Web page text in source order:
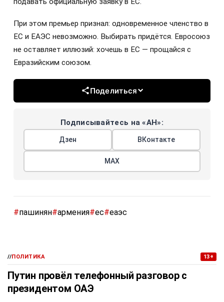
При этом премьер признал: одновременное членство в
ЕС и ЕАЭС невозможно. Выбирать придётся. Евросоюз
не оставляет иллюзий: хочешь в ЕС — прощайся с
Евразийским союзом.
Поделиться
Подписывайтесь на «АН»:
Дзен ВКонтакте
МАХ
#пашинян#армения#ес#еаэс
//ПОЛИТИКА 13+
Путин провёл телефонный разговор с
президентом ОАЭ